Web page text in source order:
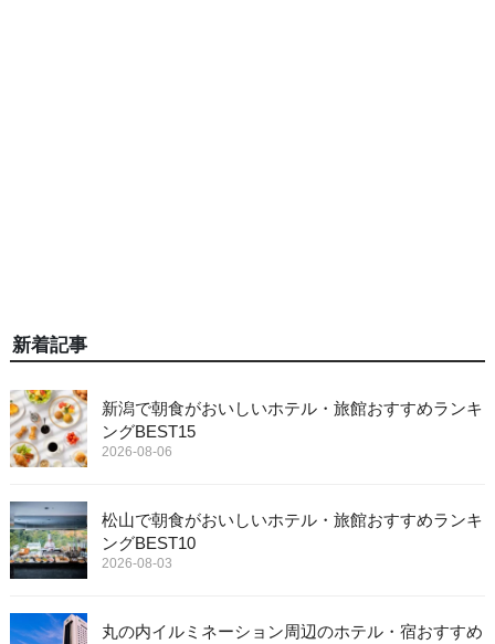
新着記事
新潟で朝食がおいしいホテル・旅館おすすめランキ
ングBEST15
2026-08-06
松山で朝食がおいしいホテル・旅館おすすめランキ
ングBEST10
2026-08-03
丸の内イルミネーション周辺のホテル・宿おすすめ